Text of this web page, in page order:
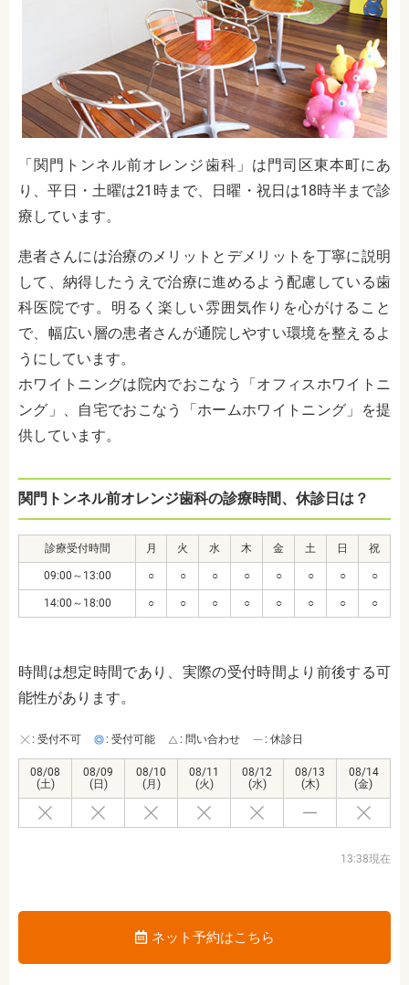
「関門トンネル前オレンジ歯科」は門司区東本町にあ
り、平日・土曜は21時まで、日曜・祝日は18時半まで診
療しています。
患者さんには治療のメリットとデメリットを丁寧に説明
して、納得したうえで治療に進めるよう配慮している歯
科医院です。明るく楽しい雰囲気作りを心がけること
で、幅広い層の患者さんが通院しやすい環境を整えるよ
うにしています。
ホワイトニングは院内でおこなう「オフィスホワイトニ
ング」、自宅でおこなう「ホームホワイトニング」を提
供しています。
関門トンネル前オレンジ歯科の診療時間、休診日は？
診療受付時間 月 火 水 木 金 土 日 祝
09:00～13:00 ○ ○ ○ ○ ○ ○ ○ ○
14:00～18:00 ○ ○ ○ ○ ○ ○ ○ ○
時間は想定時間であり、実際の受付時間より前後する可
能性があります。
: 受付不可 : 受付可能 : 問い合わせ : 休診日
08/08
(土)
08/09
(日)
08/10
(月)
08/11
(火)
08/12
(水)
08/13
(木)
08/14
(金)
13:38現在
ネット予約はこちら